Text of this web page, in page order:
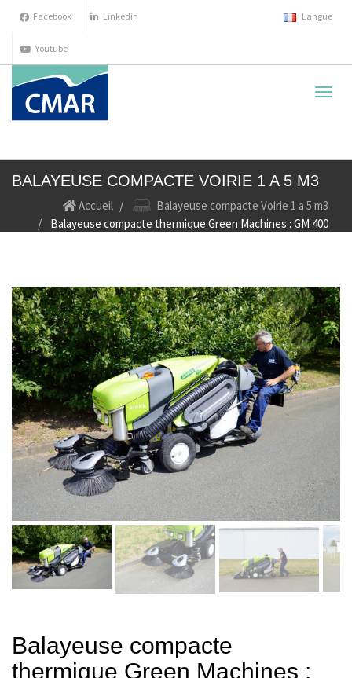
Facebook Linkedin
Youtube
Langue
BALAYEUSE COMPACTE VOIRIE 1 A 5 M3
Accueil
Balayeuse compacte Voirie 1 a 5 m3
Balayeuse compacte thermique Green Machines : GM 400
Balayeuse compacte
thermique Green Machines :